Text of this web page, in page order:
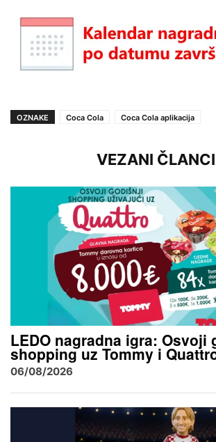
OZNAKE Coca Cola Coca Cola aplikacija
VEZANI ČLANCI
LEDO nagradna igra: Osvoji
shopping uz Tommy i
06/08/2026